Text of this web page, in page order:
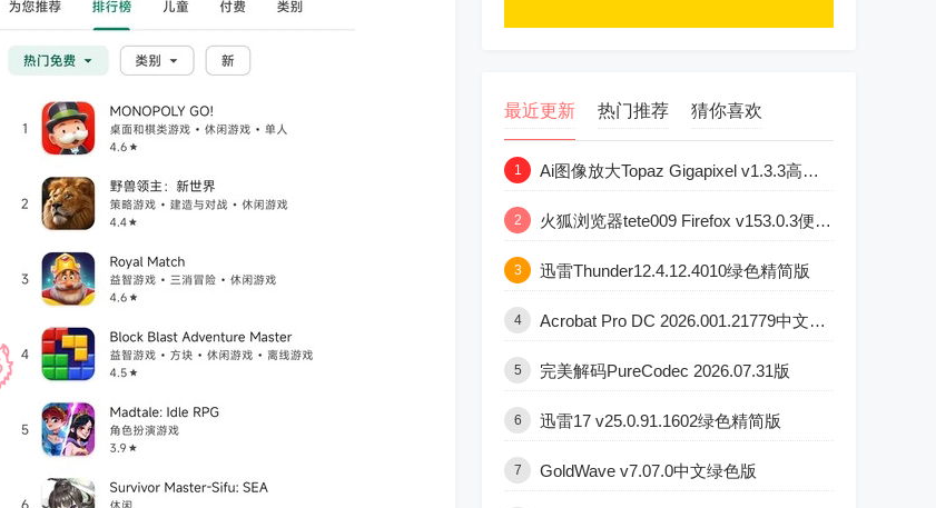
最近更新 热门推荐 猜你喜欢
1 Ai图像放大Topaz Gigapixel v1.3.3高级版
2 火狐浏览器tete009 Firefox v153.0.3便携版
3 迅雷Thunder12.4.12.4010绿色精简版
4 Acrobat Pro DC 2026.001.21779中文直装版
5 完美解码PureCodec 2026.07.31版
6 迅雷17 v25.0.91.1602绿色精简版
7 GoldWave v7.07.0中文绿色版